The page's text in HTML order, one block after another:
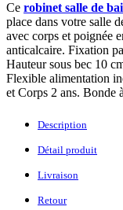
Ce robinet salle de
place dans votre salle
avec corps et poignée
anticalcaire. Fixation
Hauteur sous bec 10
Flexible alimentation
et Corps 2 ans. Bonde
Description
Détail produit
Livraison
Retour